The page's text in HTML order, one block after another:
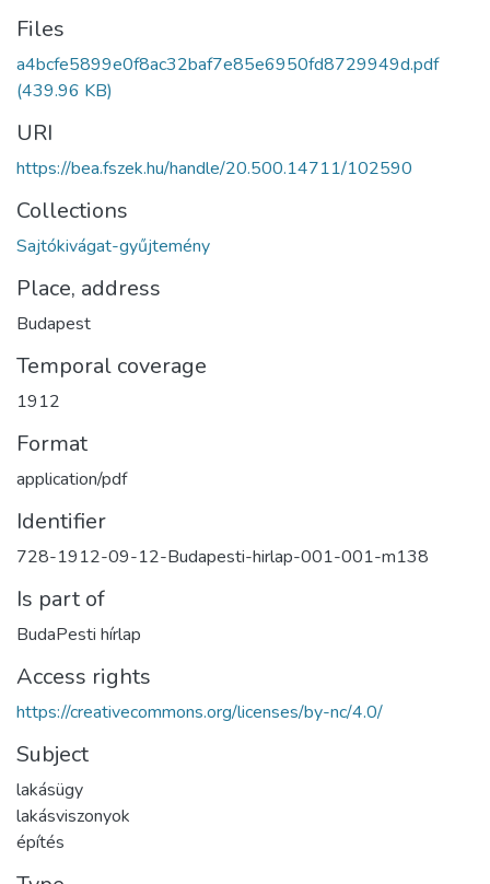
Files
a4bcfe5899e0f8ac32baf7e85e6950fd8729949d.pdf
(439.96 KB)
URI
https://bea.fszek.hu/handle/20.500.14711/102590
Collections
Sajtókivágat-gyűjtemény
Place, address
Budapest
Temporal coverage
1912
Format
application/pdf
Identifier
728-1912-09-12-Budapesti-hirlap-001-001-m138
Is part of
BudaPesti hírlap
Access rights
https://creativecommons.org/licenses/by-nc/4.0/
Subject
lakásügy
lakásviszonyok
építés